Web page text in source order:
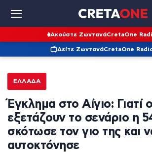
Ακούστε ΖωντανάCretaOne
Δείτε ΖωντανάCretaOne
ΕΛΛΆΔΑ
Έγκλημα στο Αίγιο: Γιατί
εξετάζουν το σενάριο η
σκότωσε τον γιο της και
αυτοκτόνησε